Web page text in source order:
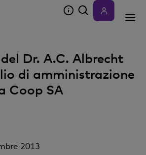
Dr. A.C. Albrecht
di amministrazione
Coop SA
2013